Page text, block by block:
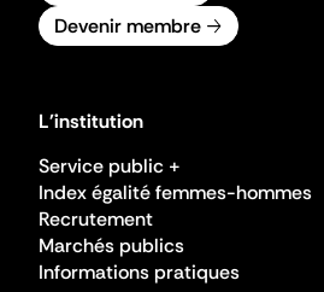
Devenir membre
L'institution
Service public +
Index égalité femmes-hommes
Recrutement
Marchés publics
Informations pratiques